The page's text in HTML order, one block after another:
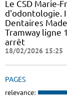
Le CSD Marie-
d'odontologie.
Dentaires
Tramway ligne
arrêt
18/02/2026 15:25
PAGES
relevance: